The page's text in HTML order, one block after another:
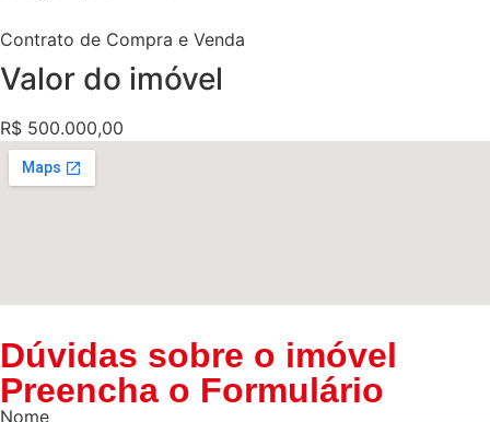
Contrato de Compra e Venda
Valor do imóvel
R$ 500.000,00
Dúvidas sobre o imóvel
Preencha o Formulário
Nome